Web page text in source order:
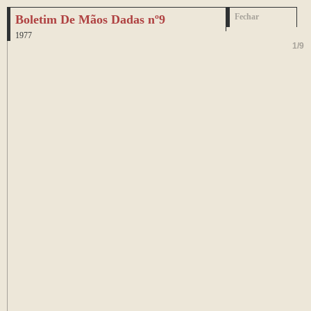
Boletim De Mãos Dadas nº9
1977
Fechar
1/9